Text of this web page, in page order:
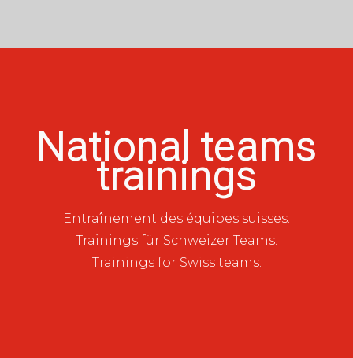
National teams
trainings
Entraînement des équipes suisses.
Trainings für Schweizer Teams.
Trainings for Swiss teams.